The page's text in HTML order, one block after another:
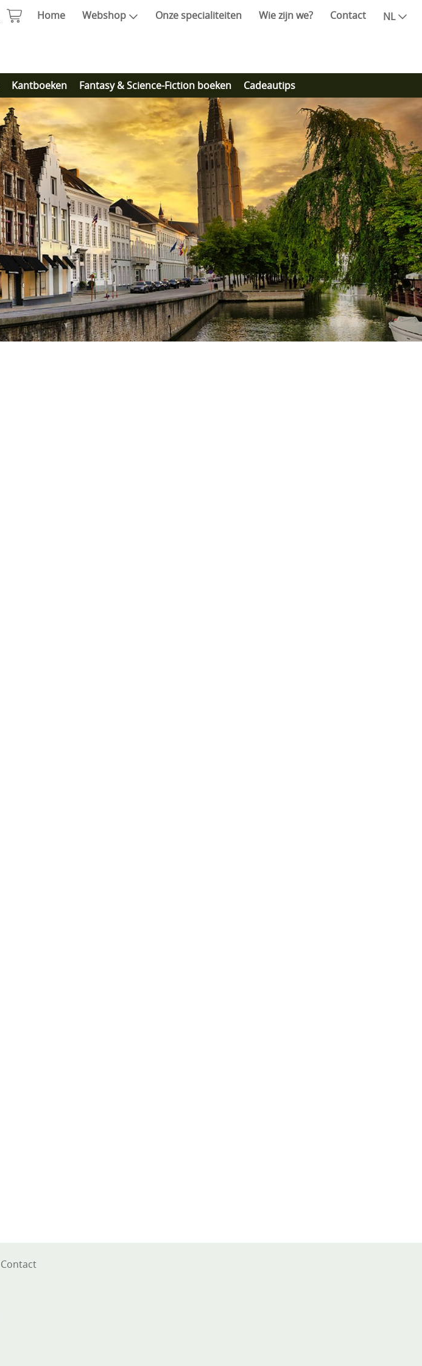
Home Webshop Onze specialiteiten Wie zijn we? Contact NL
Kantboeken Fantasy & Science-Fiction boeken Cadeautips
Contact